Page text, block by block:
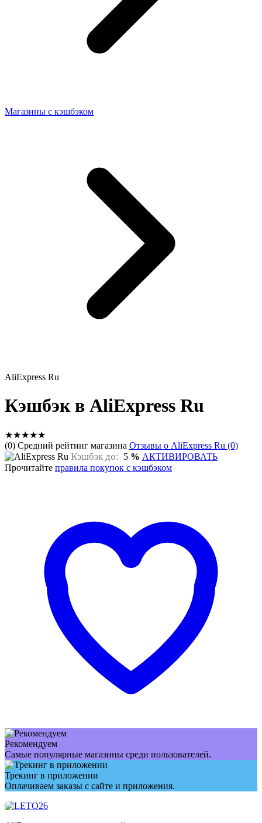
Магазины с кэшбэком
AliExpress Ru
Кэшбэк в AliExpress Ru
★★★★★
(0) Средний рейтинг магазина Отзывы о AliExpress Ru (0)
Кэшбэк до: 5 % АКТИВИРОВАТЬ
Прочитайте правила покупок с кэшбэком
Рекомендуем
Самые популярные магазины среди пользователей.
Трекинг в приложении
Оплачиваем заказы с сайте и приложения.